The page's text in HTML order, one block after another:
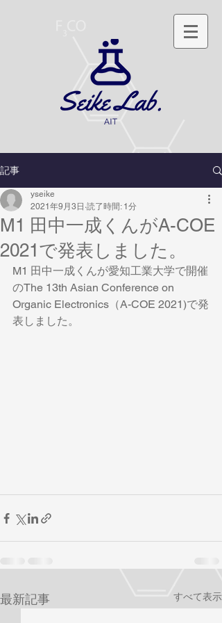
記事
M1 田中一成くんがA-COE
2021で発表しました。
yseike
2021年9月3日 読了時間: 1分
M1 田中一成くんが愛知工業大学で開催
のThe 13th Asian Conference on
Organic Electronics（A-COE 2021)で発
表しました。
最新記事 すべて表示